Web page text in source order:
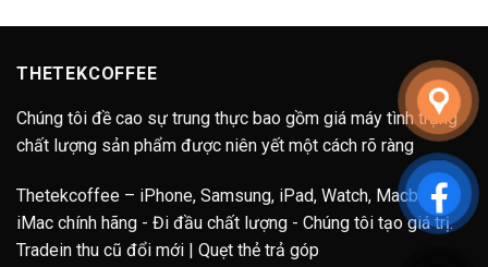
28.790.000₫.
THETEKCOFFEE
Chúng tôi đề cao sự trung thực bao gồm giá máy tình trạng
chất lượng sản phẩm được niên yết một cách rõ ràng
Thetekcoffee – iPhone, Samsung, iPad, Watch, Macbook,
iMac chính hãng - Đi đầu chất lượng - Chúng tôi tạo giá trị.
Tradein thu cũ đổi mới | Quẹt thẻ trả góp